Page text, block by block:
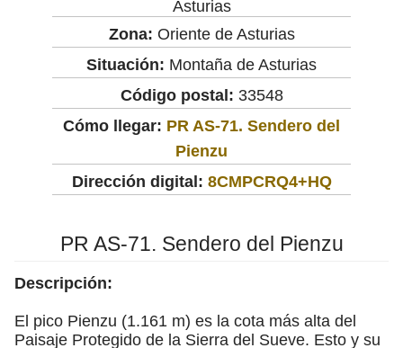
Asturias
Zona: Oriente de Asturias
Situación: Montaña de Asturias
Código postal: 33548
Cómo llegar: PR AS-71. Sendero del
Pienzu
Dirección digital: 8CMPCRQ4+HQ
PR AS-71. Sendero del Pienzu
Descripción:
El pico Pienzu (1.161 m) es la cota más alta del
Paisaje Protegido de la Sierra del Sueve. Esto y su